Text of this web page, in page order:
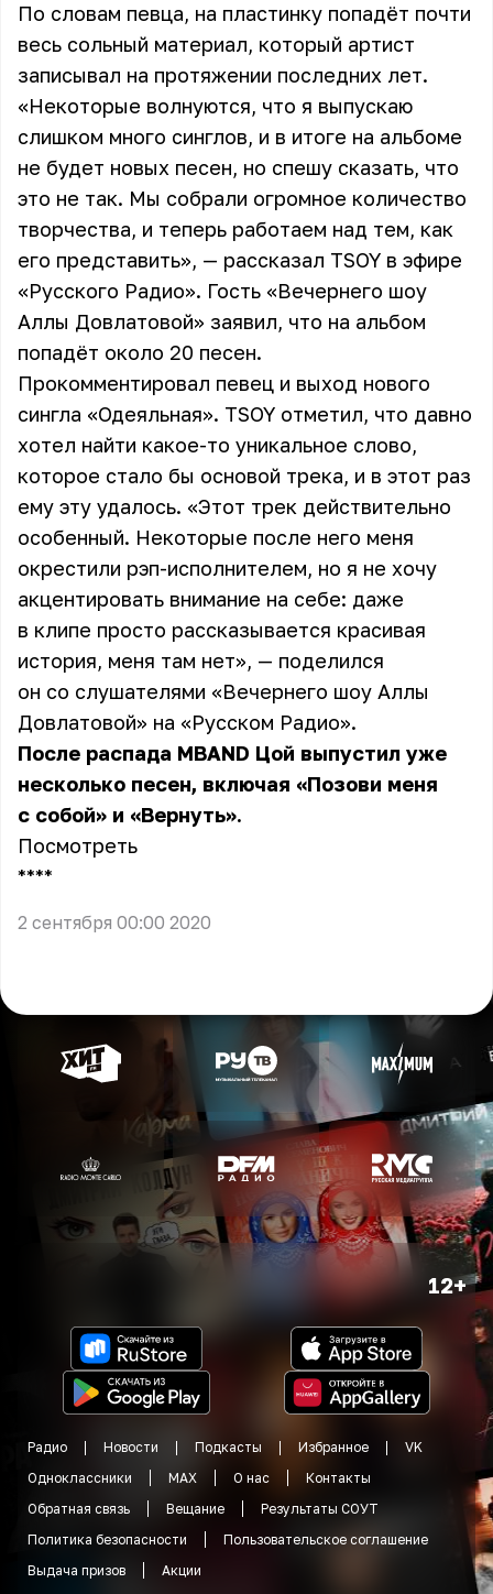
По словам певца, на пластинку попадёт почти
весь сольный материал, который артист
записывал на протяжении последних лет.
«Некоторые волнуются, что я выпускаю
слишком много синглов, и в итоге на альбоме
не будет новых песен, но спешу сказать, что
это не так. Мы собрали огромное количество
творчества, и теперь работаем над тем, как
его представить», — рассказал TSOY в эфире
«Русского Радио». Гость «Вечернего шоу
Аллы Довлатовой» заявил, что на альбом
попадёт около 20 песен.
Прокомментировал певец и выход нового
сингла «Одеяльная». TSOY отметил, что давно
хотел найти какое-то уникальное слово,
которое стало бы основой трека, и в этот раз
ему эту удалось. «Этот трек действительно
особенный. Некоторые после него меня
окрестили рэп-исполнителем, но я не хочу
акцентировать внимание на себе: даже
в клипе просто рассказывается красивая
история, меня там нет», — поделился
он со слушателями «Вечернего шоу Аллы
Довлатовой» на «Русском Радио».
После распада MBAND Цой выпустил уже
несколько песен, включая «Позови меня
с собой» и «Вернуть».
Посмотреть
** **
2 сентября 00:00 2020
12+
Радио Новости Подкасты Избранное
VK
Одноклассники
MAX О нас
Контакты
Обратная связь
Вещание
Результаты СОУТ
Политика безопасности
Пользовательское соглашение
Выдача призов
Акции